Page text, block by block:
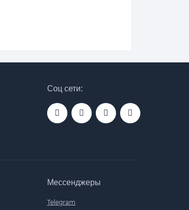
Соц сети:
Мессенджеры
Telegram